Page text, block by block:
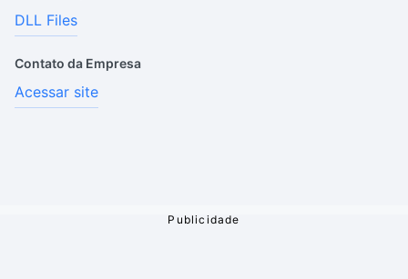
DLL Files
Contato da Empresa
Acessar site